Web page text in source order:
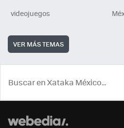
videojuegos
VER MÁS TEMAS